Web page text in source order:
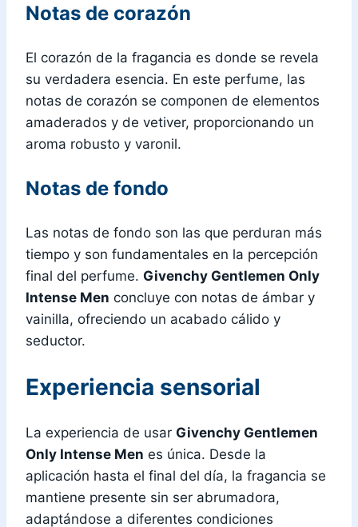
Notas de corazón
El corazón de la fragancia es donde se revela
su verdadera esencia. En este perfume, las
notas de corazón se componen de elementos
amaderados y de vetiver, proporcionando un
aroma robusto y varonil.
Notas de fondo
Las notas de fondo son las que perduran más
tiempo y son fundamentales en la percepción
final del perfume. Givenchy Gentlemen Only
Intense Men concluye con notas de ámbar y
vainilla, ofreciendo un acabado cálido y
seductor.
Experiencia sensorial
La experiencia de usar Givenchy Gentlemen
Only Intense Men es única. Desde la
aplicación hasta el final del día, la fragancia se
mantiene presente sin ser abrumadora,
adaptándose a diferentes condiciones